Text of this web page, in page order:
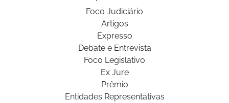
Foco Judiciário
Artigos
Expresso
Debate e Entrevista
Foco Legislativo
Ex Jure
Prêmio
Entidades Representativas